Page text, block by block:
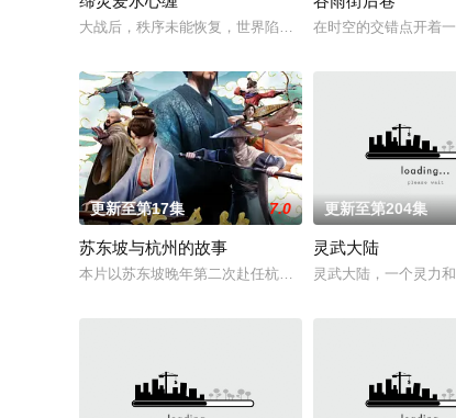
大战后，秩序未能恢复，世界陷入混乱。混沌从深渊崛起
在时空的交错点开着
更新至第17集 7.0
苏东坡与杭州的故事
本片以苏东坡晚年第二次赴任杭州，与老友佛印（一心想
更新至第204集
灵武大陆
灵武大陆，一个灵力